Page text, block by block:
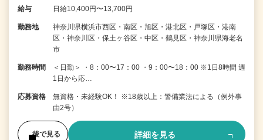
給与 日給10,400円〜13,700円
勤務地
神奈川県横浜市西区・南区・旭区・港北区・戸塚区・港南
区・神奈川区・保土ヶ谷区・中区・鶴見区・神奈川県海老名
市
勤務時間
＜日勤＞ ・8：00〜17：00 ・9：00〜18：00 ※1日8時間 週
1日から応…
応募資格
無資格・未経験OK！ ※18歳以上：警備業法による（例外事
由2号）
後で見る 詳細を見る